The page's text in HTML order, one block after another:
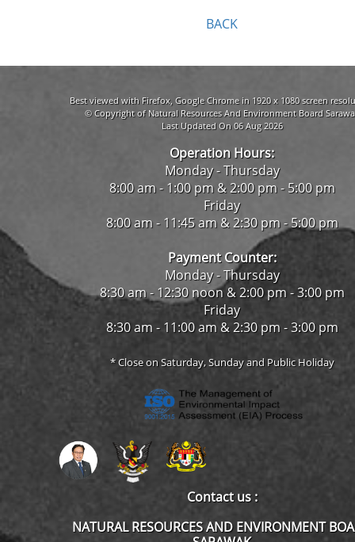
BACK
Best viewed with Firefox, Google Chrome in 1920 x 1080 screen
© Copyright of Natural Resources And Environment Board
Last Updated On 06 Aug 2026
Operation Hours:
Monday - Thursday
8:00 am - 1:00 pm & 2:00 pm - 5:00 pm
Friday
8:00 am - 11:45 am & 2:30 pm - 5:00 pm
Payment Counter:
Monday - Thursday
8:30 am - 12:30 noon & 2:00 pm - 3:00 pm
Friday
8:30 am - 11:00 am & 2:30 pm - 3:00 pm
* Close on Saturday, Sunday and Public Holiday
Contact us :
NATURAL RESOURCES AND ENVIRONMENT